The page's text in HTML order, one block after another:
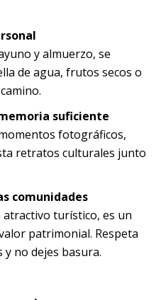
y almuerzo, se
de agua, frutos secos o
suficiente
fotográficos,
retratos culturales junto
comunidades
atractivo turístico, es un
patrimonial. Respeta
no dejes basura.